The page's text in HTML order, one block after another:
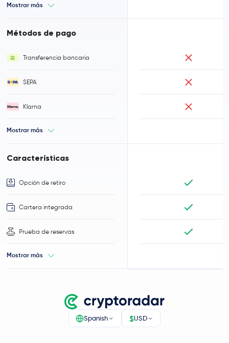
Mostrar más
Métodos de pago
Transferencia bancaria
SEPA
Klarna
Mostrar más
Características
Opción de retiro
Cartera integrada
Prueba de reservas
Mostrar más
Spanish $USD